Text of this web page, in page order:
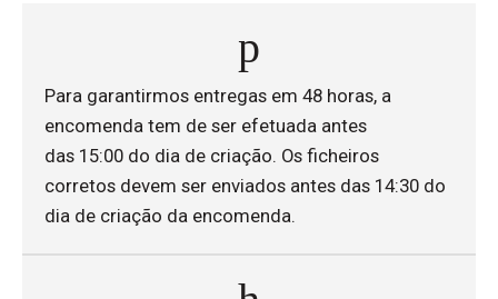
Para garantirmos entregas em 48 horas, a
encomenda tem de ser efetuada antes
das 15:00 do dia de criação. Os ficheiros
corretos devem ser enviados antes das 14:30 do
dia de criação da encomenda.